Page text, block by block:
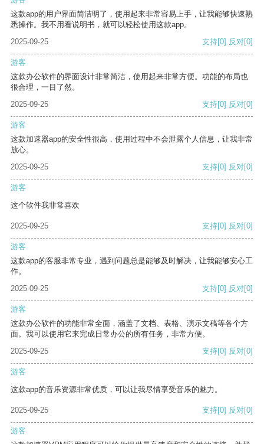
这款app的用户界面简洁明了，使用起来非常容易上手，让我能够快速熟
悉操作。我不用看说明书，就可以轻松使用这款app。
2025-09-25
支持[0] 反对[0]
游客
这款办公软件的界面设计非常简洁，使用起来非常方便。功能的布局也
很合理，一目了然。
2025-09-25
支持[0] 反对[0]
游客
这款加速器app的安全性很高，使用过程中不会泄露个人信息，让我非常
放心。
2025-09-25
支持[0] 反对[0]
游客
这个软件我非常喜欢
2025-09-25 支持[0] 反对[0]
游客
这款app的客服非常专业，遇到问题总是能够及时解决，让我能够安心工
作。
2025-09-25
支持[0] 反对[0]
游客
这款办公软件的功能非常全面，涵盖了文档、表格、演示文稿等各个方
面。我可以使用它来完成日常办公的所有任务，非常方便。
2025-09-25
支持[0] 反对[0]
游客
这款app的音乐资源非常优质，可以让我尽情享受音乐的魅力。
2025-09-25 支持[0] 反对[0]
游客